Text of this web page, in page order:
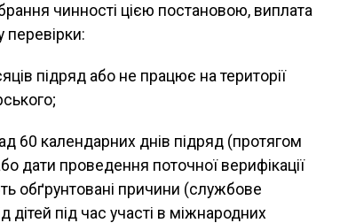
чинності цією постановою, виплата
підряд або не працює на території
60 календарних днів підряд (протягом
дати проведення поточної верифікації
обґрунтовані причини (службове
під час участі в міжнародних